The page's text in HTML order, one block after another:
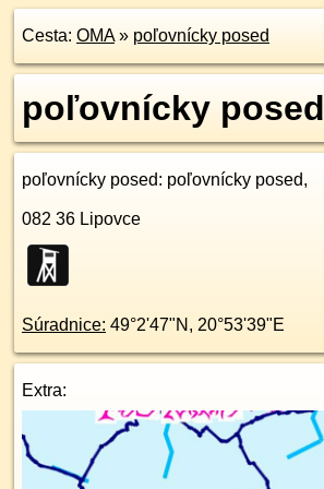
Cesta: OMA» poľovnícky posed
poľovnícky posed
poľovnícky posed: poľovnícky posed,
082 36 Lipovce
Súradnice: 49°2'47"N , 20°53'39"E
Extra: